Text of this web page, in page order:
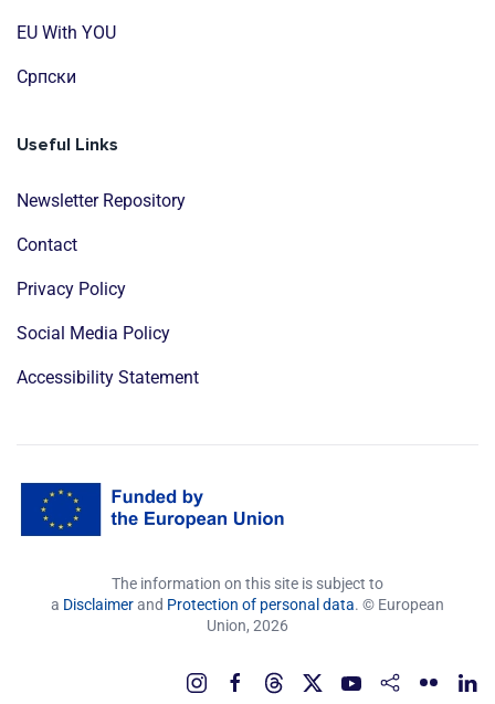
EU With YOU
Cрпски
Useful Links
Newsletter Repository
Contact
Privacy Policy
Social Media Policy
Accessibility Statement
The information on this site is subject to
a Disclaimerand Protection of personal data. © European
Union, 2026